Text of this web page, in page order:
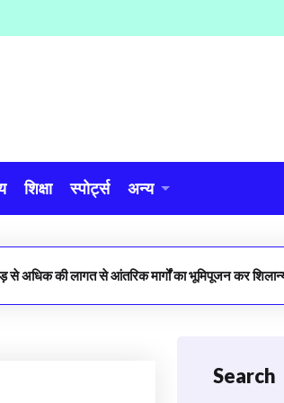
शिक्षा स्पोर्ट्स अन्य
से अधिक की लागत से आंतरिक मार्गों का भूमिपूजन कर
Search